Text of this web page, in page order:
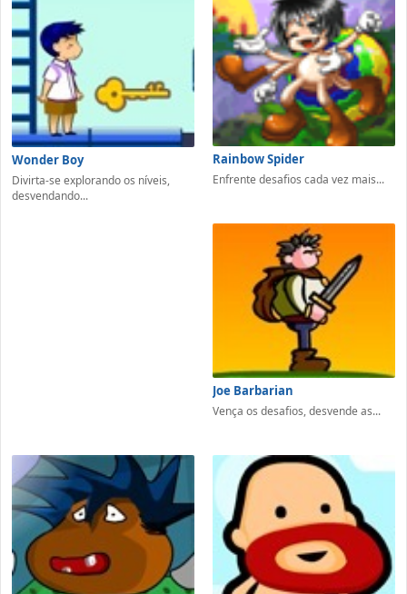
Wonder Boy
Divirta-se explorando os níveis,
desvendando...
Rainbow Spider
Enfrente desafios cada vez mais...
Joe Barbarian
Vença os desafios, desvende as...